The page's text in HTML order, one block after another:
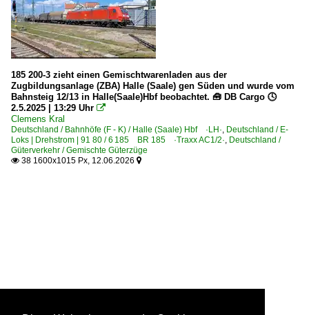
185 200-3 zieht einen Gemischtwarenladen aus der
Zugbildungsanlage (ZBA) Halle (Saale) gen Süden und wurde vom
Bahnsteig 12/13 in Halle(Saale)Hbf beobachtet. 🧰 DB Cargo 🕓
2.5.2025 | 13:29 Uhr 
Clemens Kral
Deutschland / Bahnhöfe (F - K) / Halle (Saale) Hbf ·LH·, Deutschland / E-
Loks | Drehstrom | 91 80 / 6 185 BR 185 ·Traxx AC1/2·, Deutschland /
Güterverkehr / Gemischte Güterzüge
 38 1600x1015 Px, 12.06.2026 